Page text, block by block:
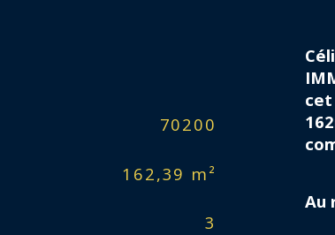
70200
162,39 m²
3
Au